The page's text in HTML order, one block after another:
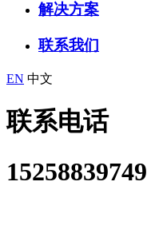
解决方案
联系我们
EN 中文
联系电话
15258839749